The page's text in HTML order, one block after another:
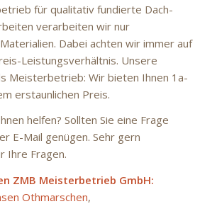
für qualitativ fundierte Dach-
verarbeiten wir nur
Dabei achten wir immer auf
Leistungsverhältnis. Unsere
Meisterbetrieb: Wir bieten Ihnen 1a-
erstaunlichen Preis.
helfen? Sollten Sie eine Frage
E-Mail genügen. Sehr gern
Ihre Fragen.
ZMB Meisterbetrieb GmbH:
Othmarschen,